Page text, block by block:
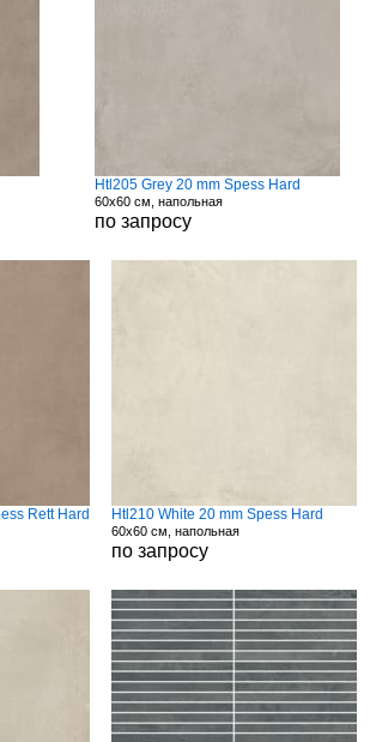
Htl205 Grey 20 mm Spess Hard
60x60 см, напольная
по запросу
Rett Hard Htl210 White 20 mm Spess Hard
60x60 см, напольная
по запросу